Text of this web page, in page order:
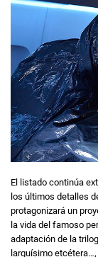
El listado continúa
los últimos detalles
protagonizará un
la vida del famoso
adaptación de la
larguísimo